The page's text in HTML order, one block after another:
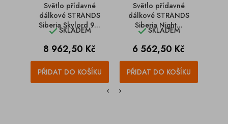
Světlo přídavné
dálkové STRANDS
Siberia Skylord 9...
SKLADEM
Cena
8 962,50 Kč
PŘIDAT DO KOŠÍKU
Světlo přídavné
dálkové STRANDS
Siberia Night...
SKLADEM
Cena
6 562,50 Kč
PŘIDAT DO KOŠÍKU